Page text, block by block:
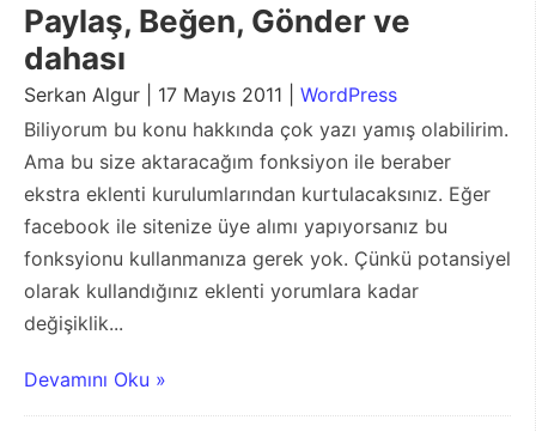
Paylaş, Beğen, Gönder ve
dahası
Serkan Algur | 17 Mayıs 2011 | WordPress
Biliyorum bu konu hakkında çok yazı yamış olabilirim.
Ama bu size aktaracağım fonksiyon ile beraber
ekstra eklenti kurulumlarından kurtulacaksınız. Eğer
facebook ile sitenize üye alımı yapıyorsanız bu
fonksyionu kullanmanıza gerek yok. Çünkü potansiyel
olarak kullandığınız eklenti yorumlara kadar
değişiklik...
Devamını Oku »